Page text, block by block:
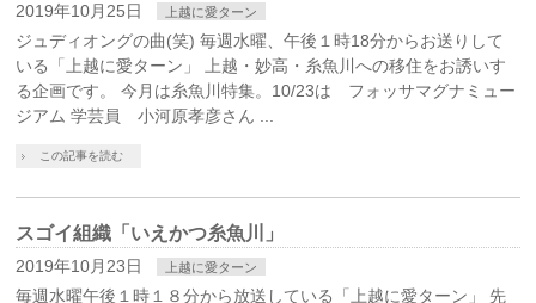
2019年10月25日 上越に愛ターン
ジュディオングの曲(笑) 毎週水曜、午後１時18分からお送りして
いる「上越に愛ターン」 上越・妙高・糸魚川への移住をお誘いす
る企画です。 今月は糸魚川特集。10/23は フォッサマグナミュー
ジアム 学芸員 小河原孝彦さん ...
この記事を読む
スゴイ組織「いえかつ糸魚川」
2019年10月23日 上越に愛ターン
毎週水曜午後１時１８分から放送している「上越に愛ターン」 先